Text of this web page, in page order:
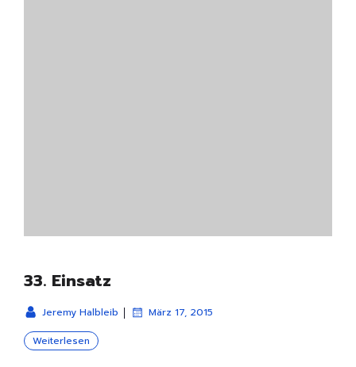
33. Einsatz
Jeremy Halbleib | März 17, 2015
Weiterlesen